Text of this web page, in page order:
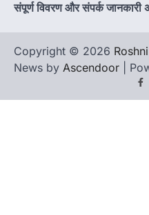
संपूर्ण विवरण और संपर्क जानकारी
Copyright © 2026
News by Ascendoor |